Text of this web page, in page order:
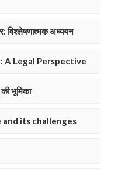
विश्लेषणात्मक अध्ययन
Legal Perspective
भूमिका
its challenges